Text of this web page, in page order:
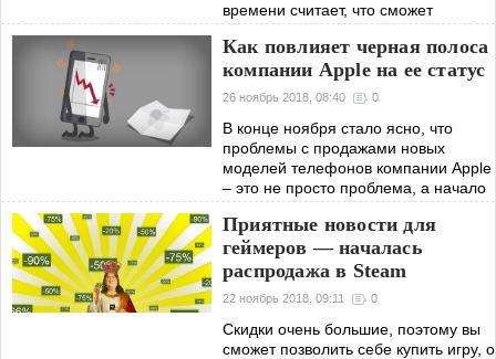
времени считает, что сможет
подарить людям возможность
посетить красную планету в
обозримом будущем.
Как повлияет черная полоса
компании Apple на ее статус
26 ноябрь 2018, 08:40 0
В конце ноября стало ясно, что
проблемы с продажами новых
моделей телефонов компании Apple
– это не просто проблема, а начало
глобальных негативных изменений.
Приятные новости для
геймеров — началась
распродажа в Steam
22 ноябрь 2018, 09:11 0
Скидки очень большие, поэтому вы
сможет позволить себе купить игру, о